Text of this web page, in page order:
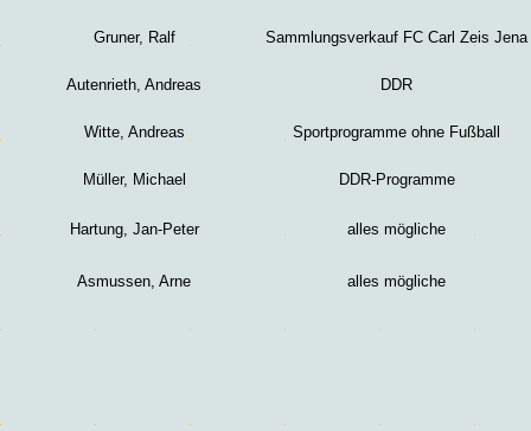
Gruner, Ralf Sammlungsverkauf FC Carl Zeis Jena
Autenrieth, Andreas DDR
Witte, Andreas Sportprogramme ohne Fußball
Müller, Michael DDR-Programme
Hartung, Jan-Peter alles mögliche
Asmussen, Arne alles mögliche